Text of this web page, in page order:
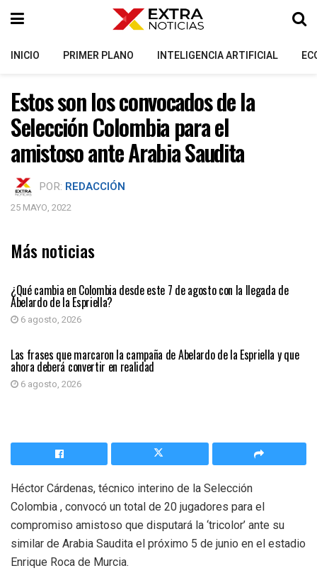
INICIO PRIMER PLANO INTELIGENCIA ARTIFICIAL
Estos son los convocados de la
Selección Colombia para el
amistoso ante Arabia Saudita
POR: REDACCIÓN
25 MAYO, 2022
Más noticias
¿Qué cambia en Colombia desde este 7 de agosto con la llegada de
Abelardo de la Espriella?
6 agosto, 2026
PRIMER PLANO
Las frases que marcaron la campaña de Abelardo de la Espriella y que
ahora deberá convertir en realidad
6 agosto, 2026
Héctor Cárdenas, técnico interino de la Selección
Colombia , convocó un total de 20 jugadores para el
compromiso amistoso que disputará la ‘tricolor’ ante su
similar de Arabia Saudita el próximo 5 de junio en el estadio
Enrique Roca de Murcia.